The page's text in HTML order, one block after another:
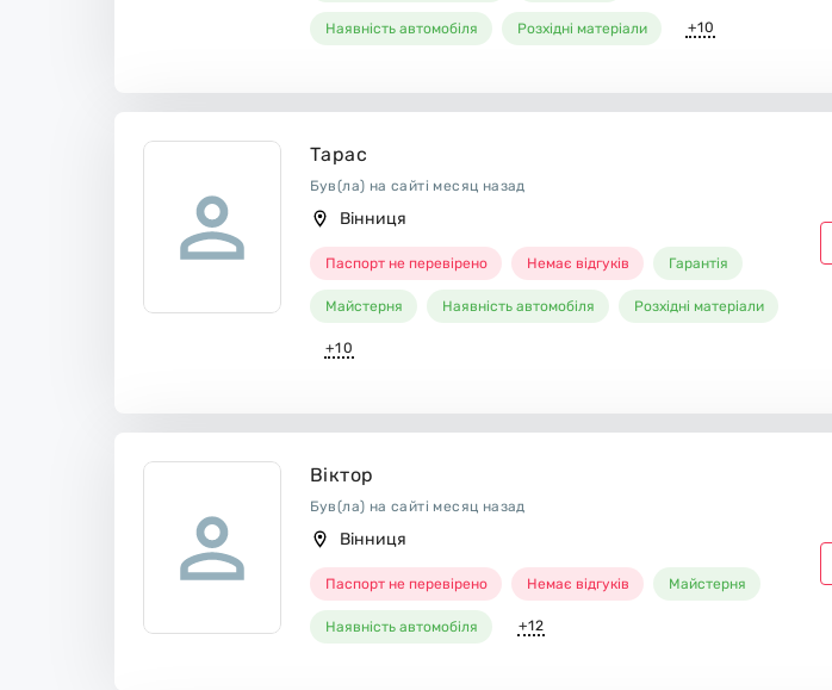
Наявність автомобіля Розхідні матеріали +10
Тарас
Був(ла) на сайті месяц назад
Вінниця
Паспорт не перевірено Немає відгуків Гарантія
Майстерня Наявність автомобіля Розхідні матеріали
+10
Віктор
Був(ла) на сайті месяц назад
Вінниця
Паспорт не перевірено Немає відгуків Майстерня
Наявність автомобіля +12